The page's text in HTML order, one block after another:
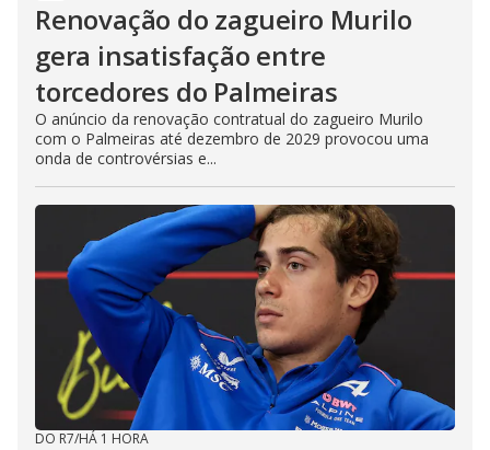
Renovação do zagueiro Murilo
gera insatisfação entre
torcedores do Palmeiras
O anúncio da renovação contratual do zagueiro Murilo
com o Palmeiras até dezembro de 2029 provocou uma
onda de controvérsias e...
DO R7/HÁ 1 HORA